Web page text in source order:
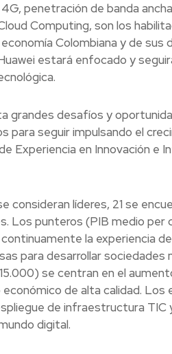
penetración de banda
Computing, son los
Colombiana y de
estará enfocado y
grandes desafíos y
para seguir impulsando el
Experiencia en Innovación e
consideran líderes, 21 se
Los punteros (PIB medio per
la experiencia
para desarrollar
se centran en el
de alta calidad.
de infraestructura
digital.